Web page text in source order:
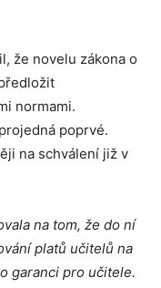
že novelu zákona o
normami.
poprvé.
na schválení již v
na tom, že do ní
platů učitelů na
garanci pro učitele.